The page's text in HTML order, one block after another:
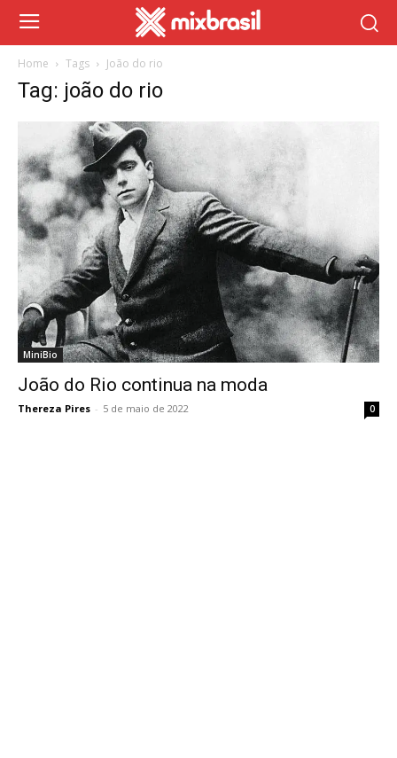
Home Tags João do rio
Tag: joão do rio
MiniBio
João do Rio continua na moda
Thereza Pires - 5 de maio de 2022 0